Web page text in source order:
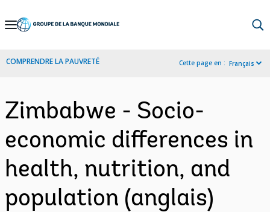
Skip
Navigation
COMPRENDRE LA PAUVRETÉ Cette page en : Français
Zimbabwe - Socio-
economic differences in
health, nutrition, and
population (anglais)